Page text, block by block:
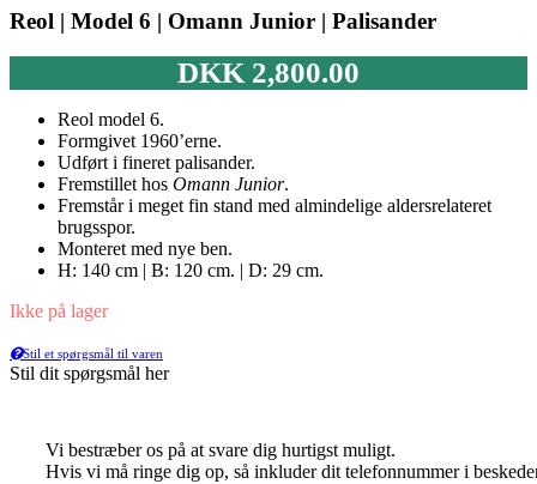
Reol | Model 6 | Omann Junior | Palisander
DKK2,800.00
Reol model 6.
Formgivet 1960’erne.
Udført i fineret palisander.
Fremstillet hos Omann Junior.
Fremstår i meget fin stand med almindelige aldersrelateret
brugsspor.
Monteret med nye ben.
H: 140 cm | B: 120 cm. | D: 29 cm.
Ikke på lager
Stil et spørgsmål til varen
Stil dit spørgsmål her
Vi bestræber os på at svare dig hurtigst muligt.
Hvis vi må ringe dig op, så inkluder dit telefonnummer i